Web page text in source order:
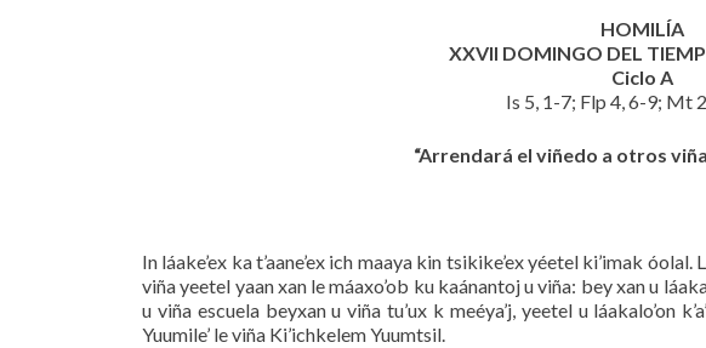
HOMILÍA
XXVII DOMINGO DEL
Ciclo A
Is 5, 1-7; Flp 4, 6-9; Mt
“Arrendará el viñedo a otros
In láake’ex ka t’aane’ex ich maaya kin tsikike’ex yéetel ki’imak
viña yeetel yaan xan le máaxo’ob ku kaánantoj u viña: bey xan u
u viña escuela beyxan u viña tu’ux k meéya’j, yeetel u láakalo’on
Yuumile’ le viña Ki’ichkelem Yuumtsil.